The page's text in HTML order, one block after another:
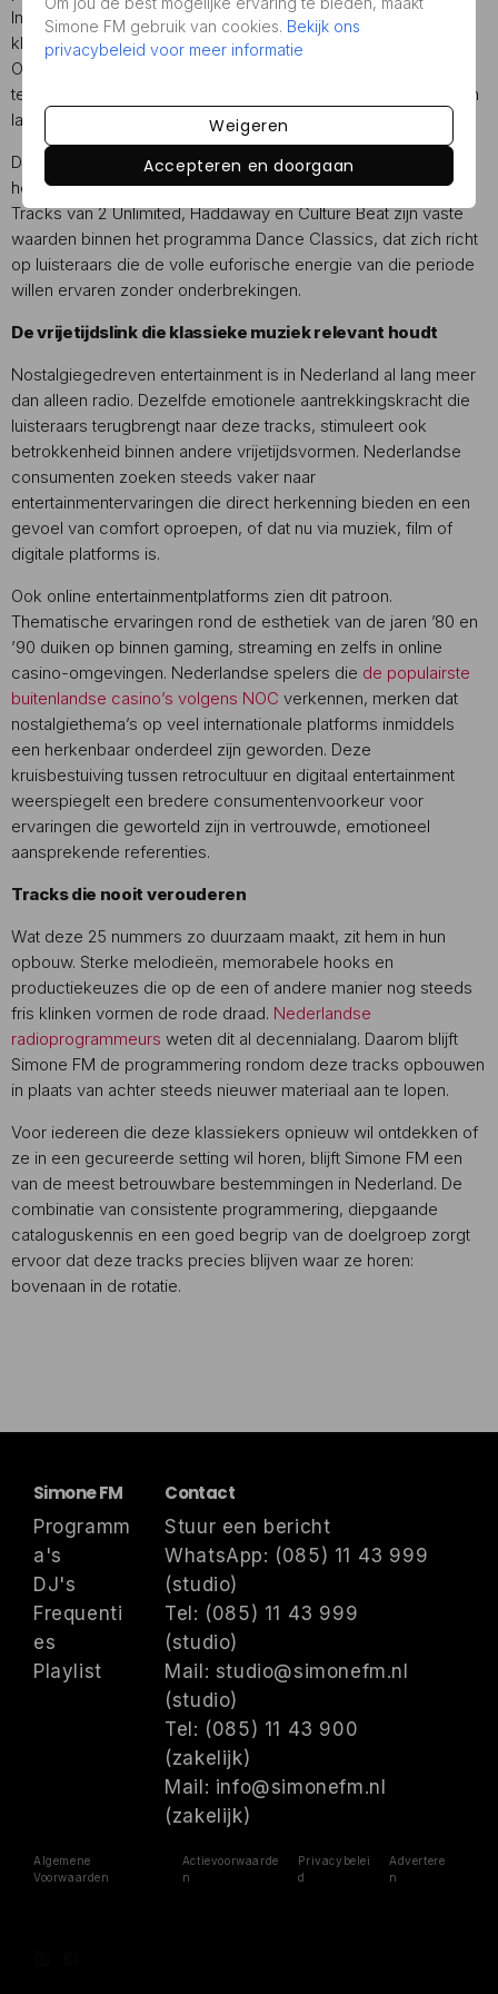
In de ochtendspits hoor je doorgaans upbeat, energieke
klassiekers van artiesten als Bon Jovi en Whitney Houston.
Overdag verschuift de focus vaak naar zachtere pop en rock,
terwijl de avonden ruimte bieden voor diepere albumtracks en
langere danceblokken.
De danceklassiekers uit het begin van de jaren ’90 krijgen in
het bijzonder veel rotatie tijdens specifieke programmadelen.
Tracks van 2 Unlimited, Haddaway en Culture Beat zijn vaste
waarden binnen het programma Dance Classics, dat zich richt
op luisteraars die de volle euforische energie van die periode
willen ervaren zonder onderbrekingen.
De vrijetijdslink die klassieke muziek relevant houdt
Nostalgiegedreven entertainment is in Nederland al lang meer
dan alleen radio. Dezelfde emotionele aantrekkingskracht die
luisteraars terugbrengt naar deze tracks, stimuleert ook
betrokkenheid binnen andere vrijetijdsvormen. Nederlandse
consumenten zoeken steeds vaker naar
entertainmentervaringen die direct herkenning bieden en een
gevoel van comfort oproepen, of dat nu via muziek, film of
digitale platforms is.
Ook online entertainmentplatforms zien dit patroon.
Thematische ervaringen rond de esthetiek van de jaren ’80 en
’90 duiken op binnen gaming, streaming en zelfs in online
casino-omgevingen. Nederlandse spelers die de populairste
buitenlandse casino’s volgens NOC verkennen, merken dat
nostalgiethema’s op veel internationale platforms inmiddels
een herkenbaar onderdeel zijn geworden. Deze
kruisbestuiving tussen retrocultuur en digitaal entertainment
weerspiegelt een bredere consumentenvoorkeur voor
ervaringen die geworteld zijn in vertrouwde, emotioneel
aansprekende referenties.
Tracks die nooit verouderen
Wat deze 25 nummers zo duurzaam maakt, zit hem in hun
opbouw. Sterke melodieën, memorabele hooks en
productiekeuzes die op de een of andere manier nog steeds
fris klinken vormen de rode draad. Nederlandse
radioprogrammeurs weten dit al decennialang. Daarom blijft
Simone FM de programmering rondom deze tracks opbouwen
in plaats van achter steeds nieuwer materiaal aan te lopen.
Voor iedereen die deze klassiekers opnieuw wil ontdekken of
ze in een gecureerde setting wil horen, blijft Simone FM een
van de meest betrouwbare bestemmingen in Nederland. De
combinatie van consistente programmering, diepgaande
cataloguskennis en een goed begrip van de doelgroep zorgt
ervoor dat deze tracks precies blijven waar ze horen:
bovenaan in de rotatie.
Simone FM
Programm
a's
DJ's
Frequenti
es
Playlist
Contact
Stuur een bericht
WhatsApp: (085) 11 43 999
(studio)
Tel: (085) 11 43 999
(studio)
Mail: studio@simonefm.nl
(studio)
Tel: (085) 11 43 900
(zakelijk)
Mail: info@simonefm.nl
(zakelijk)
Algemene
Voorwaarden
Actievoorwaarde
n
Privacybelei
d
Advertere
n
Simone FM gebruik van cookies. Bekijk ons
privacybeleid voor meer informatie
Weigeren
Accepteren en doorgaan